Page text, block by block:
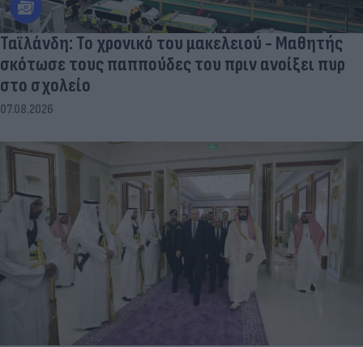
Ταϊλάνδη: Το χρονικό του μακελειού - Μαθητής
σκότωσε τους παππούδες του πριν ανοίξει πυρ
στο σχολείο
07.08.2026